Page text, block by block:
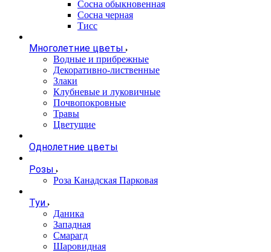
Сосна обыкновенная
Сосна черная
Тисс
Многолетние цветы
Водные и прибрежные
Декоративно-лиственные
Злаки
Клубневые и луковичные
Почвопокровные
Травы
Цветущие
Однолетние цветы
Розы
Роза Канадская Парковая
Туи
Даника
Западная
Смарагд
Шаровидная